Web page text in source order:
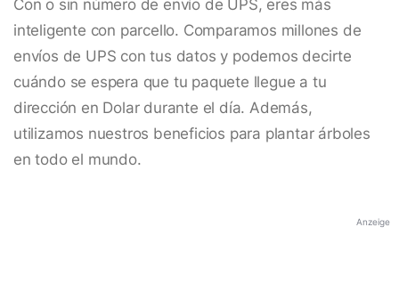
Con o sin número de envío de UPS, eres más
inteligente con parcello. Comparamos millones de
envíos de UPS con tus datos y podemos decirte
cuándo se espera que tu paquete llegue a tu
dirección en Dolar durante el día. Además,
utilizamos nuestros beneficios para plantar árboles
en todo el mundo.
Anzeige